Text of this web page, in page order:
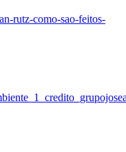
rutz-como-sao-feitos-